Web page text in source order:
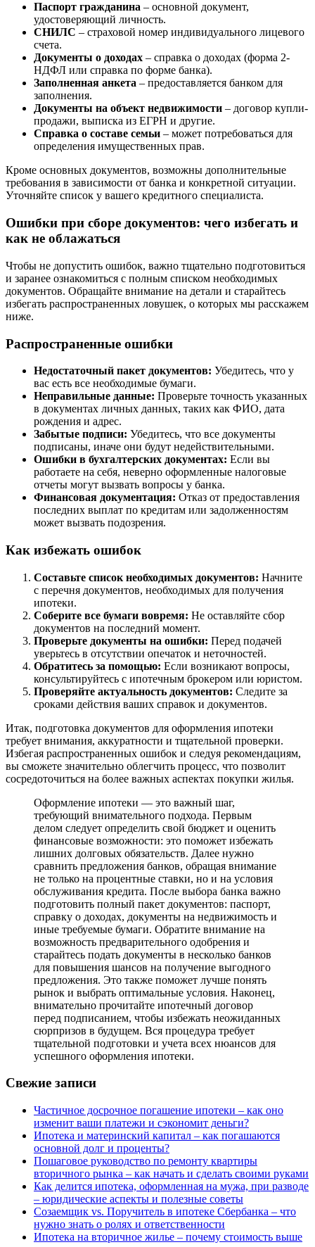
Паспорт гражданина – основной документ,
удостоверяющий личность.
СНИЛС – страховой номер индивидуального лицевого
счета.
Документы о доходах – справка о доходах (форма 2-
НДФЛ или справка по форме банка).
Заполненная анкета – предоставляется банком для
заполнения.
Документы на объект недвижимости – договор купли-
продажи, выписка из ЕГРН и другие.
Справка о составе семьи – может потребоваться для
определения имущественных прав.
Кроме основных документов, возможны дополнительные
требования в зависимости от банка и конкретной ситуации.
Уточняйте список у вашего кредитного специалиста.
Ошибки при сборе документов: чего избегать и
как не облажаться
Чтобы не допустить ошибок, важно тщательно подготовиться
и заранее ознакомиться с полным списком необходимых
документов. Обращайте внимание на детали и старайтесь
избегать распространенных ловушек, о которых мы расскажем
ниже.
Распространенные ошибки
Недостаточный пакет документов: Убедитесь, что у
вас есть все необходимые бумаги.
Неправильные данные: Проверьте точность указанных
в документах личных данных, таких как ФИО, дата
рождения и адрес.
Забытые подписи: Убедитесь, что все документы
подписаны, иначе они будут недействительными.
Ошибки в бухгалтерских документах: Если вы
работаете на себя, неверно оформленные налоговые
отчеты могут вызвать вопросы у банка.
Финансовая документация: Отказ от предоставления
последних выплат по кредитам или задолженностям
может вызвать подозрения.
Как избежать ошибок
Составьте список необходимых документов: Начните
с перечня документов, необходимых для получения
ипотеки.
Соберите все бумаги вовремя: Не оставляйте сбор
документов на последний момент.
Проверьте документы на ошибки: Перед подачей
уверьтесь в отсутствии опечаток и неточностей.
Обратитесь за помощью: Если возникают вопросы,
консультируйтесь с ипотечным брокером или юристом.
Проверяйте актуальность документов: Следите за
сроками действия ваших справок и документов.
Итак, подготовка документов для оформления ипотеки
требует внимания, аккуратности и тщательной проверки.
Избегая распространенных ошибок и следуя рекомендациям,
вы сможете значительно облегчить процесс, что позволит
сосредоточиться на более важных аспектах покупки жилья.
Оформление ипотеки — это важный шаг,
требующий внимательного подхода. Первым
делом следует определить свой бюджет и оценить
финансовые возможности: это поможет избежать
лишних долговых обязательств. Далее нужно
сравнить предложения банков, обращая внимание
не только на процентные ставки, но и на условия
обслуживания кредита. После выбора банка важно
подготовить полный пакет документов: паспорт,
справку о доходах, документы на недвижимость и
иные требуемые бумаги. Обратите внимание на
возможность предварительного одобрения и
старайтесь подать документы в несколько банков
для повышения шансов на получение выгодного
предложения. Это также поможет лучше понять
рынок и выбрать оптимальные условия. Наконец,
внимательно прочитайте ипотечный договор
перед подписанием, чтобы избежать неожиданных
сюрпризов в будущем. Вся процедура требует
тщательной подготовки и учета всех нюансов для
успешного оформления ипотеки.
Свежие записи
Частичное досрочное погашение ипотеки – как оно
изменит ваши платежи и сэкономит деньги?
Ипотека и материнский капитал – как погашаются
основной долг и проценты?
Пошаговое руководство по ремонту квартиры
вторичного рынка – как начать и сделать своими руками
Как делится ипотека, оформленная на мужа, при разводе
– юридические аспекты и полезные советы
Созаемщик vs. Поручитель в ипотеке Сбербанка – что
нужно знать о ролях и ответственности
Ипотека на вторичное жилье – почему стоимость выше